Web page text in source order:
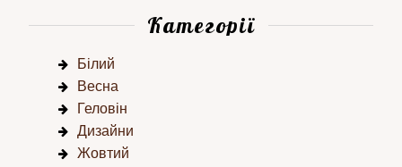
Категорії
Білий
Весна
Геловін
Дизайни
Жовтий